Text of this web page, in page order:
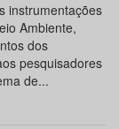
instrumentações
Ambiente,
dos
pesquisadores
de...